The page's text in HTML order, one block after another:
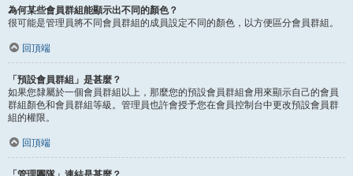
為何某些會員群組能顯示出不同的顏色？
很可能是管理員將不同會員群組的成員設定不同的顏色，以方便區分會員群組。
回頂端
「預設會員群組」是甚麼？
如果您隸屬於一個會員群組以上，那麼您的預設會員群組會用來顯示自己的會員
群組顏色和會員群組等級。管理員也許會授予您在會員控制台中更改預設會員群
組的權限。
回頂端